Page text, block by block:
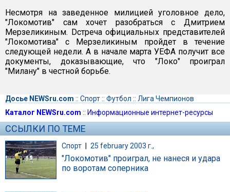
Несмотря на заведенное милицией уголовное дело,
"Локомотив" сам хочет разобраться с Дмитрием
Мерзеликиным. Dстреча официальных представителей
"Локомотива" с Мерзеликиным пройдет в течение
следующей недели. А в начале марта УЕФА получит все
документы, доказывающие, что "Локо" проиграл
"Милану" в честной борьбе.
Досье NEWSru.com :: Спорт:: Футбол :: Лига Чемпионов
Каталог NEWSru.com :: Информационные интернет-ресурсы
ССЫЛКИ ПО ТЕМЕ
Спорт | 25 february 2003 г.,
"Локомотив" проиграл, не нанеся и удара
по воротам соперника